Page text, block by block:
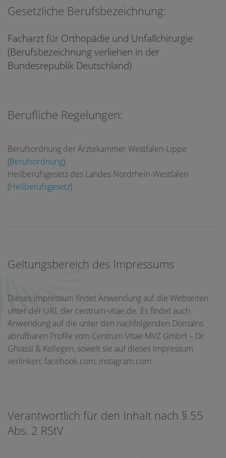
Gesetzliche Berufsbezeichnung:
Facharzt für Orthopädie und Unfallchirurgie
(Berufsbezeichnung verliehen in der
Bundesrepublik Deutschland)
Berufliche Regelungen:
Berufsordnung der Ärztekammer Westfalen-Lippe
(Berufsordnung)
Heilberufsgesetz des Landes Nordrhein-Westfalen
(Heilberufsgesetz)
Geltungsbereich des Impressums
Dieses Impressum findet Anwendung auf die Webseiten
unter der URL der centrum-vitae.de. Es findet auch
Anwendung auf die unter den nachfolgenden Domains
abrufbaren Profile vom Centrum Vitae MVZ GmbH – Dr.
Ghiassi & Kollegen, soweit sie auf dieses Impressum
verlinken: facebook.com, instagram.com.
Verantwortlich für den Inhalt nach § 55
Abs. 2 RStV